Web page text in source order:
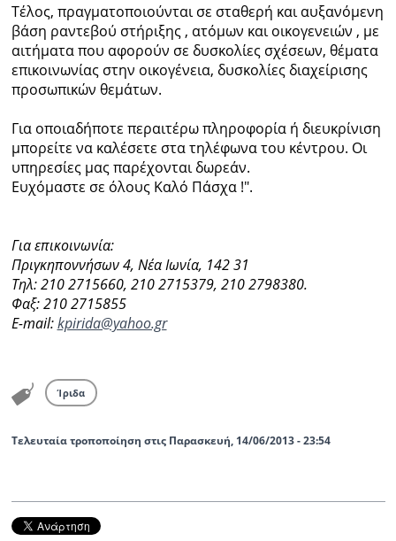
Τέλος, πραγματοποιούνται σε σταθερή και αυξανόμενη
βάση ραντεβού στήριξης , ατόμων και οικογενειών , με
αιτήματα που αφορούν σε δυσκολίες σχέσεων, θέματα
επικοινωνίας στην οικογένεια, δυσκολίες διαχείρισης
προσωπικών θεμάτων.
Για οποιαδήποτε περαιτέρω πληροφορία ή διευκρίνιση
μπορείτε να καλέσετε στα τηλέφωνα του κέντρου. Οι
υπηρεσίες μας παρέχονται δωρεάν.
Ευχόμαστε σε όλους Καλό Πάσχα !".
Για επικοινωνία:
Πριγκηποννήσων 4, Νέα Ιωνία, 142 31
Τηλ: 210 2715660, 210 2715379, 210 2798380.
Φαξ: 210 2715855
E-mail:kpirida@yahoo.gr
Ίριδα
Τελευταία τροποποίηση στις Παρασκευή, 14/06/2013 - 23:54